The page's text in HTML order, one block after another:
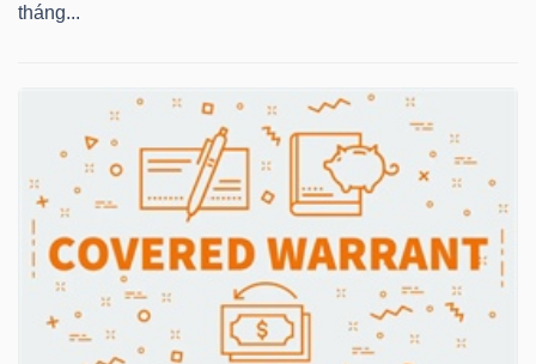
tháng...
CỔ
PHIẾU
PHÁI